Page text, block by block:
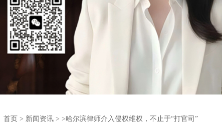
首页 > 新闻资讯 > >哈尔滨律师介入侵权维权，不止于“打官司”